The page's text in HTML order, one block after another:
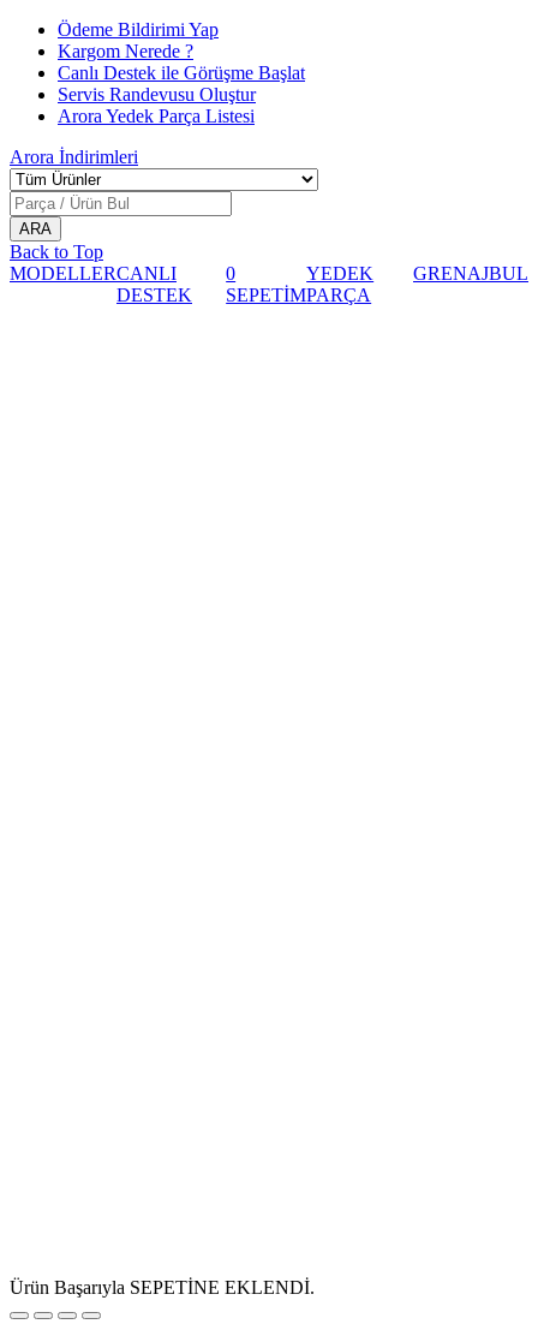
Ödeme Bildirimi Yap
Kargom Nerede ?
Canlı Destek ile Görüşme Başlat
Servis Randevusu Oluştur
Arora Yedek Parça Listesi
Arora İndirimleri
Back to Top
MODELLERCANLI
DESTEK
0
SEPETİM
YEDEK
PARÇA
GRENAJBUL
Ürün Başarıyla SEPETİNE EKLENDİ.